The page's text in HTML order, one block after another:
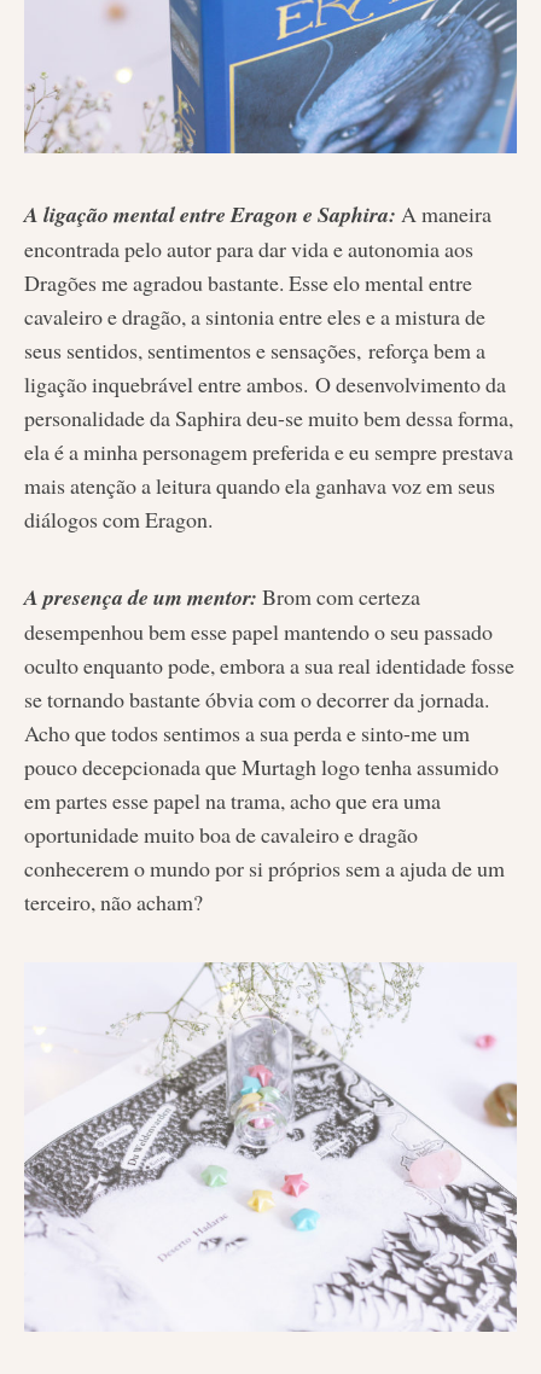
A ligação mental entre Eragon e Saphira: A maneira
encontrada pelo autor para dar vida e autonomia aos
Dragões me agradou bastante. Esse elo mental entre
cavaleiro e dragão, a sintonia entre eles e a mistura de
seus sentidos, sentimentos e sensações, reforça bem a
ligação inquebrável entre ambos. O desenvolvimento da
personalidade da Saphira deu-se muito bem dessa forma,
ela é a minha personagem preferida e eu sempre prestava
mais atenção a leitura quando ela ganhava voz em seus
diálogos com Eragon.
A presença de um mentor: Brom com certeza
desempenhou bem esse papel mantendo o seu passado
oculto enquanto pode, embora a sua real identidade fosse
se tornando bastante óbvia com o decorrer da jornada.
Acho que todos sentimos a sua perda e sinto-me um
pouco decepcionada que Murtagh logo tenha assumido
em partes esse papel na trama, acho que era uma
oportunidade muito boa de cavaleiro e dragão
conhecerem o mundo por si próprios sem a ajuda de um
terceiro, não acham?